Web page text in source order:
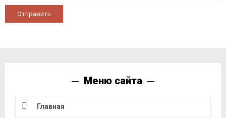
Отправить
Меню сайта
Главная